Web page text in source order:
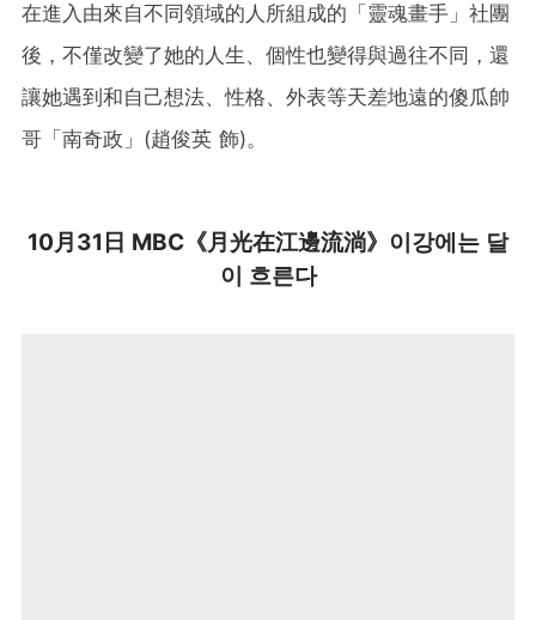
在進入由來自不同領域的人所組成的「靈魂畫手」社團
後，不僅改變了她的人生、個性也變得與過往不同，還
讓她遇到和自己想法、性格、外表等天差地遠的傻瓜帥
哥「南奇政」(趙俊英 飾)。
10月31日 MBC《月光在江邊流淌》이강에는 달
이 흐른다